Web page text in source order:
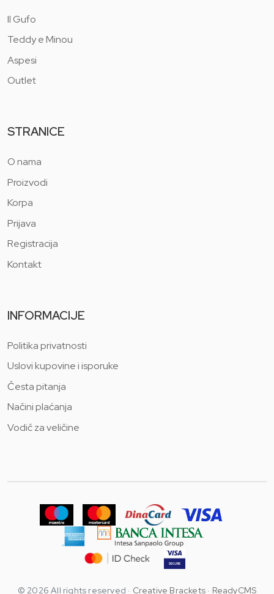
Il Gufo
Teddy e Minou
Aspesi
Outlet
STRANICE
O nama
Proizvodi
Korpa
Prijava
Registracija
Kontakt
INFORMACIJE
Politika privatnosti
Uslovi kupovine i isporuke
Česta pitanja
Načini plaćanja
Vodič za veličine
© 2026 All rights reserved · Creative Brackets · ReadyCMS